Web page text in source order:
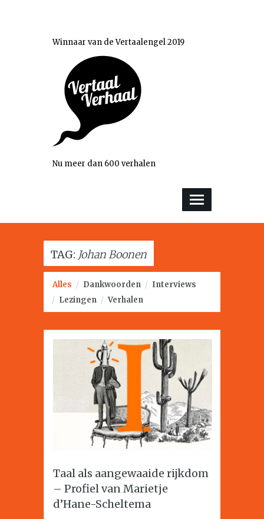
Winnaar van de Vertaalengel 2019
Nu meer dan 600 verhalen
TAG: Johan Boonen
Alles / Dankwoorden / Interviews
/ Lezingen / Verhalen
Taal als aangewaaide rijkdom
– Profiel van Marietje
d’Hane-Scheltema